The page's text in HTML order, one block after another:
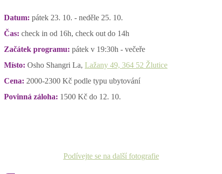
Datum: pátek 23. 10. - neděle 25. 10.
Čas: check in od 16h, check out do 14h
Začátek programu: pátek v 19:30h - večeře
Místo: Osho Shangri La, Lažany 49, 364 52 Žlutice
Cena: 2000-2300 Kč podle typu ubytování
Povinná záloha: 1500 Kč do 12. 10.
Podívejte se na další fotografie